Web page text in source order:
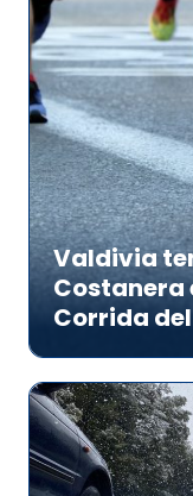
Valdivia
Costanera
Corrida